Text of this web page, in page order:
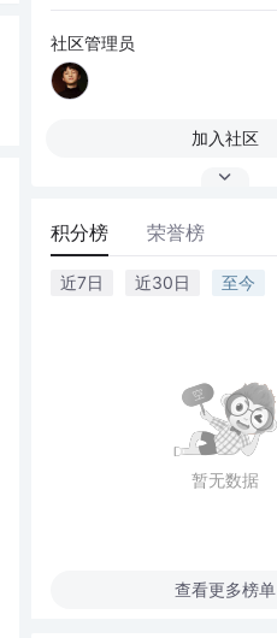
社区管理员
加入社区
积分榜 荣誉榜
近7日 近30日 至今
暂无数据
查看更多榜单